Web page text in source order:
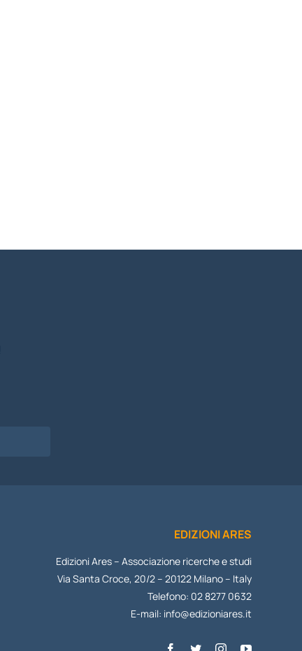
EDIZIONI ARES
Edizioni Ares – Associazione ricerche e studi
Via Santa Croce, 20/2 – 20122 Milano – Italy
Telefono: 02 8277 0632
E-mail: info@edizioniares.it